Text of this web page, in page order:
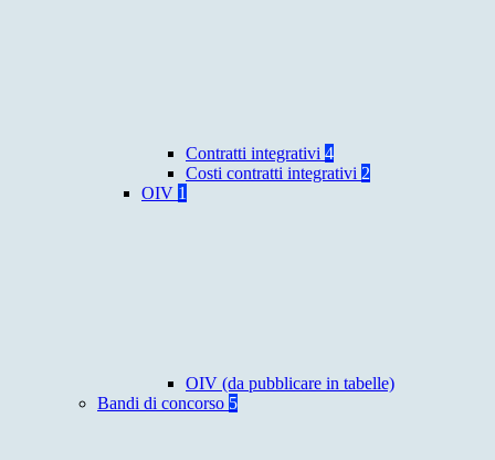
Contratti integrativi 4
Costi contratti integrativi 2
OIV 1
OIV (da pubblicare in tabelle)
Bandi di concorso 5